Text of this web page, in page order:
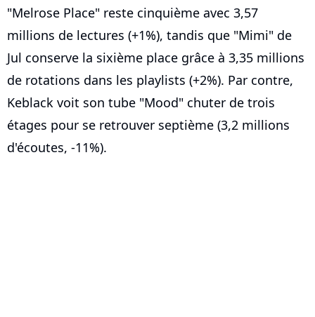
"Melrose Place" reste cinquième avec 3,57
millions de lectures (+1%), tandis que "Mimi" de
Jul conserve la sixième place grâce à 3,35 millions
de rotations dans les playlists (+2%). Par contre,
Keblack voit son tube "Mood" chuter de trois
étages pour se retrouver septième (3,2 millions
d'écoutes, -11%).